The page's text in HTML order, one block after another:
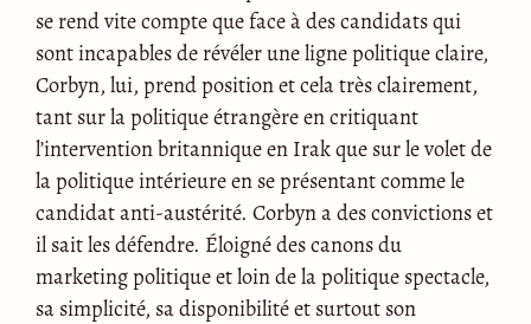
se rend vite compte que face à des candidats qui
sont incapables de révéler une ligne politique claire,
Corbyn, lui, prend position et cela très clairement,
tant sur la politique étrangère en critiquant
l’intervention britannique en Irak que sur le volet de
la politique intérieure en se présentant comme le
candidat anti-austérité. Corbyn a des convictions et
il sait les défendre. Éloigné des canons du
marketing politique et loin de la politique spectacle,
sa simplicité, sa disponibilité et surtout son